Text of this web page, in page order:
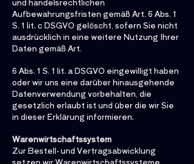
Aufbewahrungsfristen gemäß Art. 6 Abs. 1
S. 1 lit. c DSGVO gelöscht, sofern Sie nicht
ausdrücklich in eine weitere Nutzung Ihrer
Daten gemäß Art.
6 Abs. 1 S. 1 lit. a DSGVO eingewilligt haben
oder wir uns eine darüber hinausgehende
Datenverwendung vorbehalten, die
gesetzlich erlaubt ist und über die wir Sie
in dieser Erklärung informieren.
Warenwirtschaftssystem
Zur Bestell- und Vertragsabwicklung